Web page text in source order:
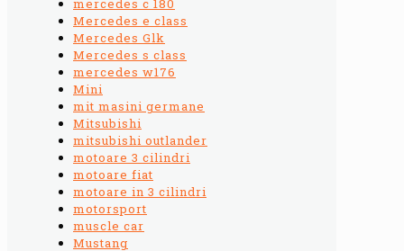
Mercedes e class
Mercedes Glk
Mercedes s class
mercedes w176
Mini
mit masini germane
Mitsubishi
mitsubishi outlander
motoare 3 cilindri
motoare fiat
motoare in 3 cilindri
motorsport
muscle car
Mustang